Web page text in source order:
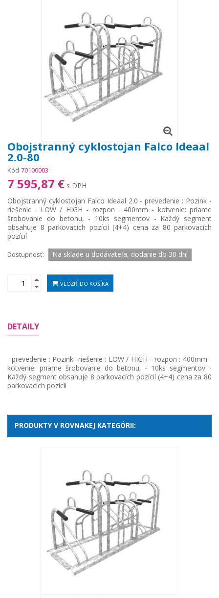
Obojstranný cyklostojan Falco Ideaal
2.0-80
Kód 70100003
7 595,87 € s DPH
Obojstranný cyklostojan Falco Ideaal 2.0 - prevedenie : Pozink -
riešenie : LOW / HIGH - rozpon : 400mm - kotvenie: priame
šrobovanie do betonu, - 10ks segmentov - Každý segment
obsahuje 8 parkovacích pozícií (4+4) cena za 80 parkovacích
pozícií
Dostupnosť: Na sklade u dodávateľa, dodanie do 30 dní
VLOŽIŤ DO KOŠÍKA
DETAILY
- prevedenie : Pozink -riešenie : LOW / HIGH - rozpon : 400mm -
kotvenie: priame šrobovanie do betonu, - 10ks segmentov -
Každý segment obsahuje 8 parkovacích pozícií (4+4) cena za 80
parkovacích pozícií
PRODUKTY V ROVNAKEJ KATEGÓRII: